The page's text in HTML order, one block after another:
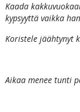
Kaada
kypsyyttä vaikka
Koristele jäähtynyt
Aikaa menee tunti